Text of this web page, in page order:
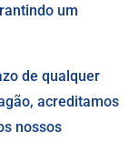
um
de qualquer
acreditamos
nossos